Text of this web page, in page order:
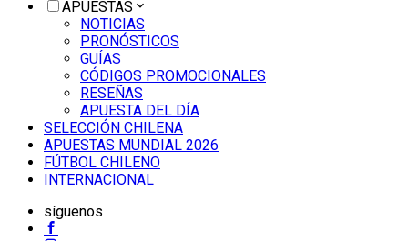
APUESTAS
NOTICIAS
PRONÓSTICOS
GUÍAS
CÓDIGOS PROMOCIONALES
RESEÑAS
APUESTA DEL DÍA
SELECCIÓN CHILENA
APUESTAS MUNDIAL 2026
FÚTBOL CHILENO
INTERNACIONAL
síguenos